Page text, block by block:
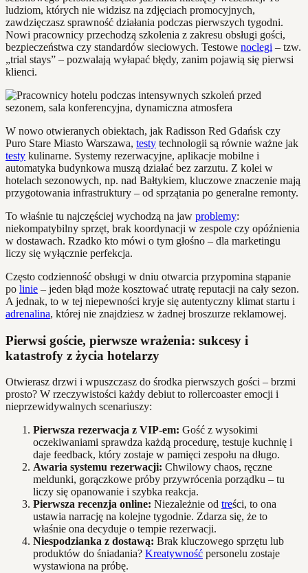
ludziom, których nie widzisz na zdjęciach promocyjnych,
zawdzięczasz sprawność działania podczas pierwszych tygodni.
Nowi pracownicy przechodzą szkolenia z zakresu obsługi gości,
bezpieczeństwa czy standardów sieciowych. Testowe noclegi – tzw.
„trial stays” – pozwalają wyłapać błędy, zanim pojawią się pierwsi
klienci.
W nowo otwieranych obiektach, jak Radisson Red Gdańsk czy
Puro Stare Miasto Warszawa, testy technologii są równie ważne jak
testy kulinarne. Systemy rezerwacyjne, aplikacje mobilne i
automatyka budynkowa muszą działać bez zarzutu. Z kolei w
hotelach sezonowych, np. nad Bałtykiem, kluczowe znaczenie mają
przygotowania infrastruktury – od sprzątania po generalne remonty.
To właśnie tu najczęściej wychodzą na jaw problemy:
niekompatybilny sprzęt, brak koordynacji w zespole czy opóźnienia
w dostawach. Rzadko kto mówi o tym głośno – dla marketingu
liczy się wyłącznie perfekcja.
Często codzienność obsługi w dniu otwarcia przypomina stąpanie
po linie – jeden błąd może kosztować utratę reputacji na cały sezon.
A jednak, to w tej niepewności kryje się autentyczny klimat startu i
adrenalina, której nie znajdziesz w żadnej broszurze reklamowej.
Pierwsi goście, pierwsze wrażenia: sukcesy i
katastrofy z życia hotelarzy
Otwierasz drzwi i wpuszczasz do środka pierwszych gości – brzmi
prosto? W rzeczywistości każdy debiut to rollercoaster emocji i
nieprzewidywalnych scenariuszy:
Pierwsza rezerwacja z VIP-em: Gość z wysokimi
oczekiwaniami sprawdza każdą procedurę, testuje kuchnię i
daje feedback, który zostaje w pamięci zespołu na długo.
Awaria systemu rezerwacji: Chwilowy chaos, ręczne
meldunki, gorączkowe próby przywrócenia porządku – tu
liczy się opanowanie i szybka reakcja.
Pierwsza recenzja online: Niezależnie od treści, to ona
ustawia narrację na kolejne tygodnie. Zdarza się, że to
właśnie ona decyduje o tempie rezerwacji.
Niespodzianka z dostawą: Brak kluczowego sprzętu lub
produktów do śniadania? Kreatywność personelu zostaje
wystawiona na próbę.